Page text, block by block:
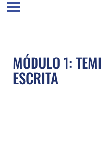
MÓDULO 1:
ESCRITA